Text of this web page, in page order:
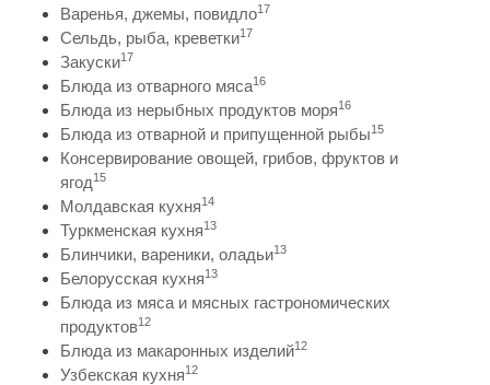
Варенья, джемы, повидло17
Сельдь, рыба, креветки17
Закуски17
Блюда из отварного мяса16
Блюда из нерыбных продуктов моря16
Блюда из отварной и припущенной рыбы15
Консервирование овощей, грибов, фруктов и
ягод15
Молдавская кухня14
Туркменская кухня13
Блинчики, вареники, оладьи13
Белорусская кухня13
Блюда из мяса и мясных гастрономических
продуктов12
Блюда из макаронных изделий12
Узбекская кухня12